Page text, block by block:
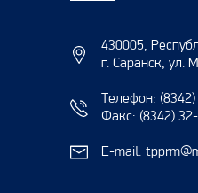
430005,
г. Саранск, ул.
Телефон:
Факс: (8342)
E-mail: